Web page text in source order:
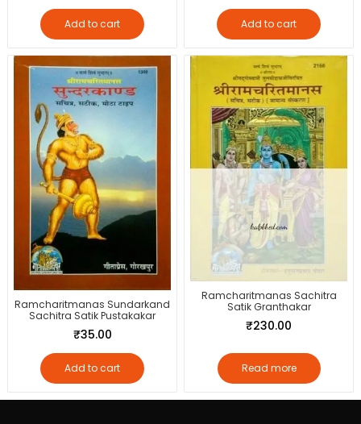
Add to cart Add to cart
Ramcharitmanas Sundarkand
Sachitra Satik Pustakakar
₹35.00
Add to cart
Ramcharitmanas Sachitra
Satik Granthakar
₹230.00
Read more